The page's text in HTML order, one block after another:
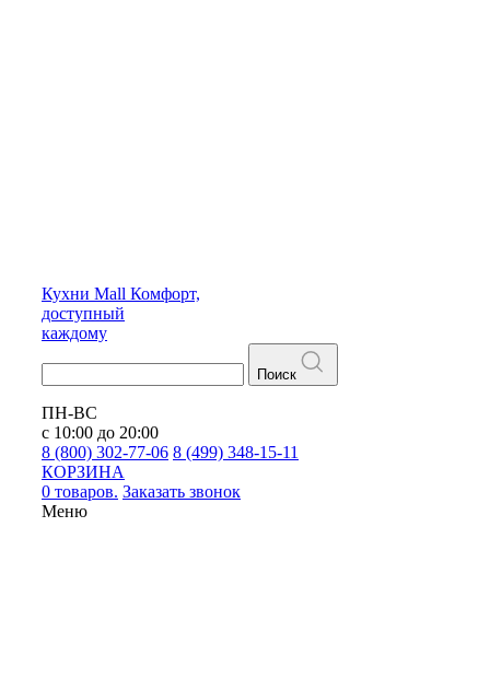
Кухни Mall Комфорт,
доступный
каждому
Поиск
ПН-ВС
с 10:00 до 20:00
8 (800) 302-77-06 8 (499) 348-15-11
КОРЗИНА
0 товаров. Заказать звонок
Меню